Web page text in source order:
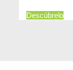
Descúbrelo